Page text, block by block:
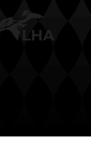
Skip to main content